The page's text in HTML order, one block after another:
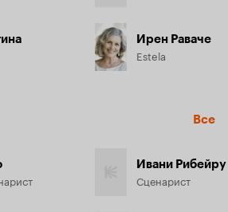
Ирен Раваче
Estela
Все
Ивани Рибейру
Сценарист